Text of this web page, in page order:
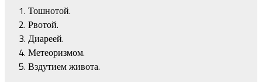
Тошнотой.
Рвотой.
Диареей.
Метеоризмом.
Вздутием живота.